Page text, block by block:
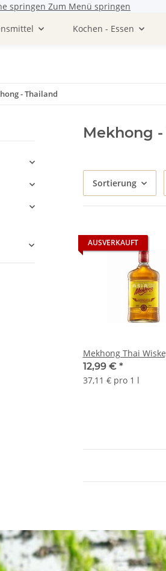
springen Zum Menü springen
Kochen - Essen
- Thailand
Mekhong
Sortierung
AUSVERKAUFT
Mekhong Thai
12,99 € *
37,11 € pro 1 l